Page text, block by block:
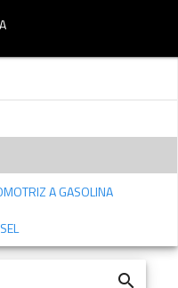
A GASOLINA
search